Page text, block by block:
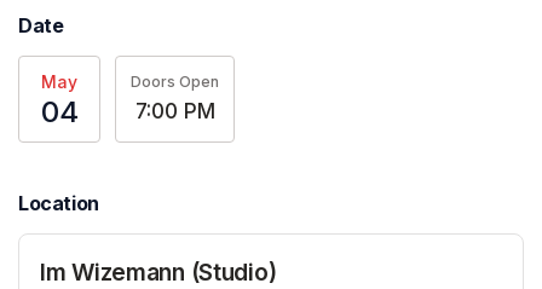
Date
May
04
Doors Open
7:00 PM
Location
Im Wizemann (Studio)